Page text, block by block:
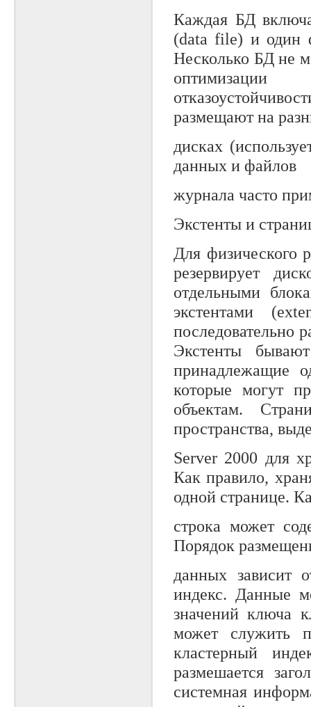
Каждая БД
(data file) и один
Несколько БД не
размещают на
дисках
данных и файлов
журнала часто
Экстенты и
Для физического
резервирует
отдельными
экстентами
последовательно
Экстенты
принадлежащие
которые могут
объектам.
пространства,
Server 2000 для
Как правило,
одной странице.
строка может
Порядок
данных зависит
индекс. Данные
значений ключа
может служить
кластерный
размешается
системная